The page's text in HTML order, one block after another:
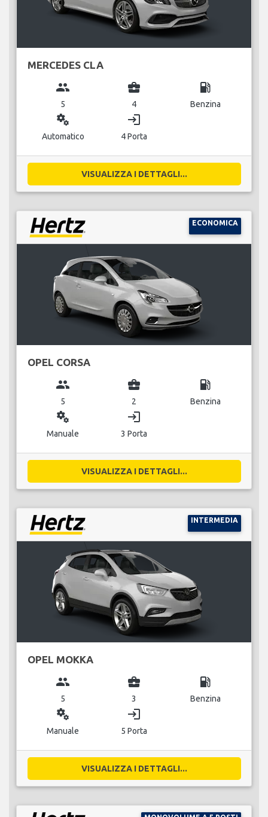
MERCEDES CLA
group
5
business_center
4
local_gas_station
Benzina
miscellaneous_services
Automatico
login
4 Porta
VISUALIZZA I DETTAGLI...
ECONOMICA
OPEL CORSA
group
5
business_center
2
local_gas_station
Benzina
miscellaneous_services
Manuale
login
3 Porta
VISUALIZZA I DETTAGLI...
INTERMEDIA
OPEL MOKKA
group
5
business_center
3
local_gas_station
Benzina
miscellaneous_services
Manuale
login
5 Porta
VISUALIZZA I DETTAGLI...